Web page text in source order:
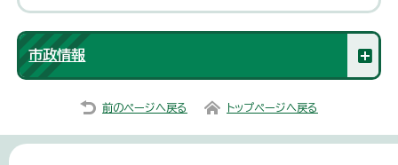
市政情報
前のページへ戻る トップページへ戻る